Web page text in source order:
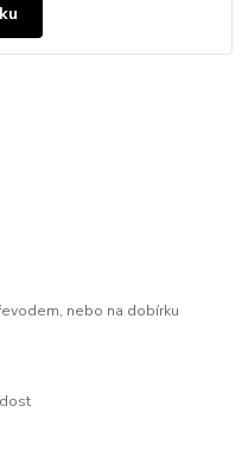
nebo na dobírku